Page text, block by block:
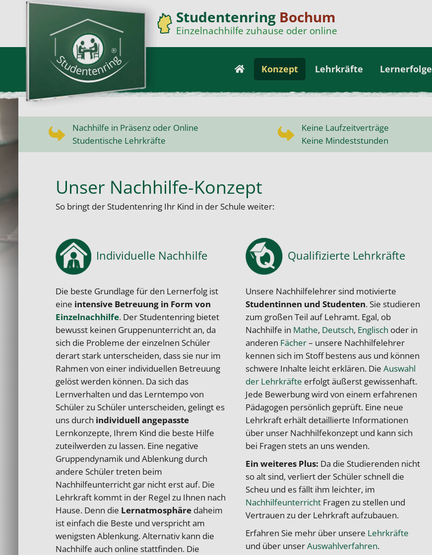
Studentenring Bochum
Einzelnachhilfe zuhause oder online
Konzept Lehrkräfte Lernerfolge
Nachhilfe in Präsenz oder Online
Studentische Lehrkräfte
Keine Laufzeitverträge
Keine Mindeststunden
Unser Nachhilfe-Konzept
So bringt der Studentenring Ihr Kind in der Schule weiter:
Individuelle Nachhilfe
Die beste Grundlage für den Lernerfolg ist
eine intensive Betreuung in Form von
Einzelnachhilfe. Der Studentenring bietet
bewusst keinen Gruppenunterricht an, da
sich die Probleme der einzelnen Schüler
derart stark unterscheiden, dass sie nur im
Rahmen von einer individuellen Betreuung
gelöst werden können. Da sich das
Lernverhalten und das Lerntempo von
Schüler zu Schüler unterscheiden, gelingt es
uns durch individuell angepasste
Lernkonzepte, Ihrem Kind die beste Hilfe
zuteilwerden zu lassen. Eine negative
Gruppendynamik und Ablenkung durch
andere Schüler treten beim
Nachhilfeunterricht gar nicht erst auf. Die
Lehrkraft kommt in der Regel zu Ihnen nach
Hause. Denn die Lernatmosphäre daheim
ist einfach die Beste und verspricht am
wenigsten Ablenkung. Alternativ kann die
Nachhilfe auch online stattfinden. Die
Qualifizierte Lehrkräfte
Unsere Nachhilfelehrer sind motivierte
Studentinnen und Studenten. Sie studieren
zum großen Teil auf Lehramt. Egal, ob
Nachhilfe in Mathe, Deutsch, Englisch oder in
anderen Fächer– unsere Nachhilfelehrer
kennen sich im Stoff bestens aus und können
schwere Inhalte leicht erklären. DieAuswahl
der Lehrkräfte erfolgt äußerst gewissenhaft.
Jede Bewerbung wird von einem erfahrenen
Pädagogen persönlich geprüft. Eine neue
Lehrkraft erhält detaillierte Informationen
über unser Nachhilfekonzept und kann sich
bei Fragen stets an uns wenden.
Ein weiteres Plus: Da die Studierenden nicht
so alt sind, verliert der Schüler schnell die
Scheu und es fällt ihm leichter, im
Nachhilfeunterricht Fragen zu stellen und
Vertrauen zu der Lehrkraft aufzubauen.
Erfahren Sie mehr über unsere Lehrkräfte
und über unserAuswahlverfahren.